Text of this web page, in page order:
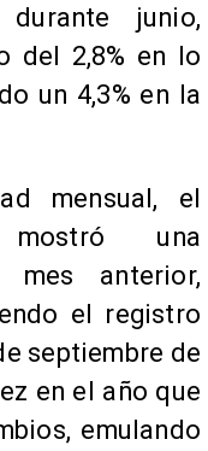
junio,
del 2,8% en lo
un 4,3% en la
mensual, el
mostró una
mes anterior,
el registro
septiembre de
en el año que
emulando